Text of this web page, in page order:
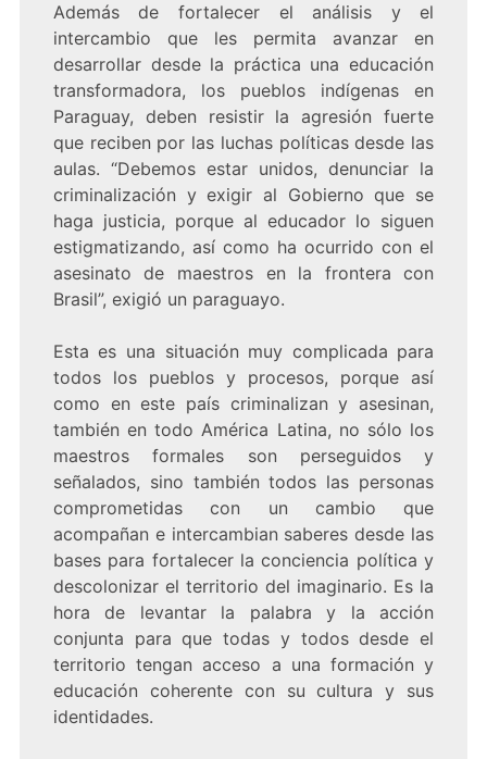
Además de fortalecer el análisis y el
intercambio que les permita avanzar en
desarrollar desde la práctica una educación
transformadora, los pueblos indígenas en
Paraguay, deben resistir la agresión fuerte
que reciben por las luchas políticas desde las
aulas. “Debemos estar unidos, denunciar la
criminalización y exigir al Gobierno que se
haga justicia, porque al educador lo siguen
estigmatizando, así como ha ocurrido con el
asesinato de maestros en la frontera con
Brasil”, exigió un paraguayo.
Esta es una situación muy complicada para
todos los pueblos y procesos, porque así
como en este país criminalizan y asesinan,
también en todo América Latina, no sólo los
maestros formales son perseguidos y
señalados, sino también todos las personas
comprometidas con un cambio que
acompañan e intercambian saberes desde las
bases para fortalecer la conciencia política y
descolonizar el territorio del imaginario. Es la
hora de levantar la palabra y la acción
conjunta para que todas y todos desde el
territorio tengan acceso a una formación y
educación coherente con su cultura y sus
identidades.